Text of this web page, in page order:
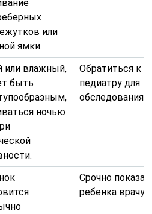
или
ямки.
или влажный,
быть
ночью
Обратиться к
педиатру для
обследования.
Срочно
ребенка врачу.